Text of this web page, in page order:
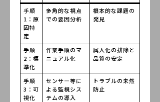
手順
1：原
因特
定
多角的な視点
での要因分析
根本的な課題の
発見
手順
2：標
準化
作業手順のマ
ニュアル化
属人化の排除と
品質の安定
手順
3：可
視化
センサー等に
よる監視シス
テムの導入
トラブルの未然
防止